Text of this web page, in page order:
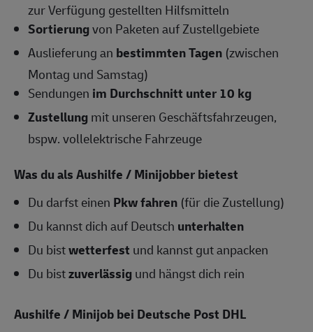
zur Verfügung gestellten Hilfsmitteln
Sortierungvon Paketen auf Zustellgebiete
Auslieferung an bestimmten Tagen (zwischen
Montag und Samstag)
Sendungen im Durchschnitt unter 10 kg
Zustellungmit unseren Geschäftsfahrzeugen,
bspw. vollelektrische Fahrzeuge
Was du als Aushilfe / Minijobber bietest
Du darfst einen Pkw fahren (für die Zustellung)
Du kannst dich auf Deutsch unterhalten
Du bistwetterfest und kannst gut anpacken
Du bistzuverlässigund hängst dich rein
Aushilfe / Minijob bei Deutsche Post DHL